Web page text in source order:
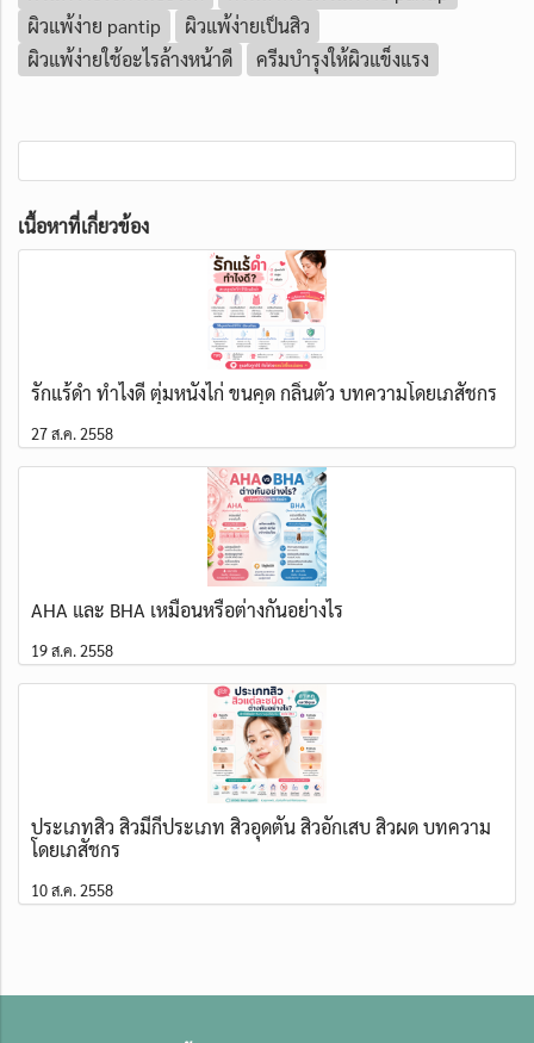
ผิวแพ้ง่าย pantip
ผิวแพ้ง่ายเป็นสิว
ผิวแพ้ง่ายใช้อะไรล้างหน้าดี
ครีมบำรุงให้ผิวแข็งแรง
เนื้อหาที่เกี่ยวข้อง
รักแร้ดำ ทำไงดี ตุ่มหนังไก่ ขนคุด กลิ่นตัว บทความโดยเภสัชกร
27 ส.ค. 2558
AHA และ BHA เหมือนหรือต่างกันอย่างไร
19 ส.ค. 2558
ประเภทสิว สิวมีกี่ประเภท สิวอุดตัน สิวอักเสบ สิวผด บทความ
โดยเภสัชกร
10 ส.ค. 2558